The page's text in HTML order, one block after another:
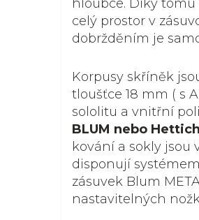
hloubce. Díky
celý prostor v
dobržděním je
Korpusy skříněk
tloušťce 18 mm ( s
sololitu a vnitřní
BLUM nebo
kování a sokly jsou
disponují
zásuvek Blum
nastavitelných